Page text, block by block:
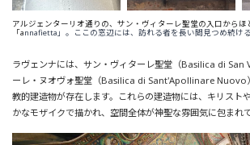
アルジェンターリオ通りの、サン・ヴィターレ聖堂の入口からほ
「annafietta」。ここの窓辺には、訪れる者を長い間見つめ続け
ラヴェンナには、サン・ヴィターレ聖堂（Basilica di San
ーレ・ヌオヴォ聖堂（Basilica di Sant'Apollinare Nuovo
教的建造物が存在します。これらの建造物には、キリスト
かなモザイクで描かれ、空間全体が神聖な雰囲気に包まれて